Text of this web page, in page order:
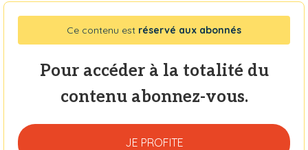
Ce contenu est réservé aux abonnés
Pour accéder à la totalité du
contenu abonnez-vous.
JE PROFITE